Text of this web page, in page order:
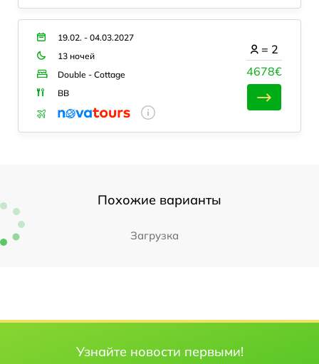
19.02. - 04.03.2027
13 ночей
Double - Cottage
BB
4678€
= 2
Похожие варианты
Загрузка
Узнайте новости первыми!